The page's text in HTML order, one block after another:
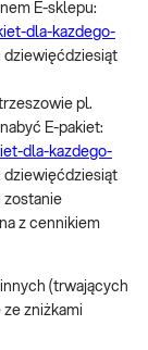
E-sklepu:
dla-kazdego-
dziewięćdziesiąt
pl.
E-pakiet:
dla-kazdego-
dziewięćdziesiąt
zostanie
z cennikiem
(trwających
zniżkami